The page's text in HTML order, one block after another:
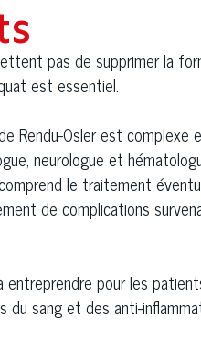
pas de supprimer la
est essentiel.
Rendu-Osler est
neurologue et
le traitement
de complications
entreprendre pour les
sang et des anti-